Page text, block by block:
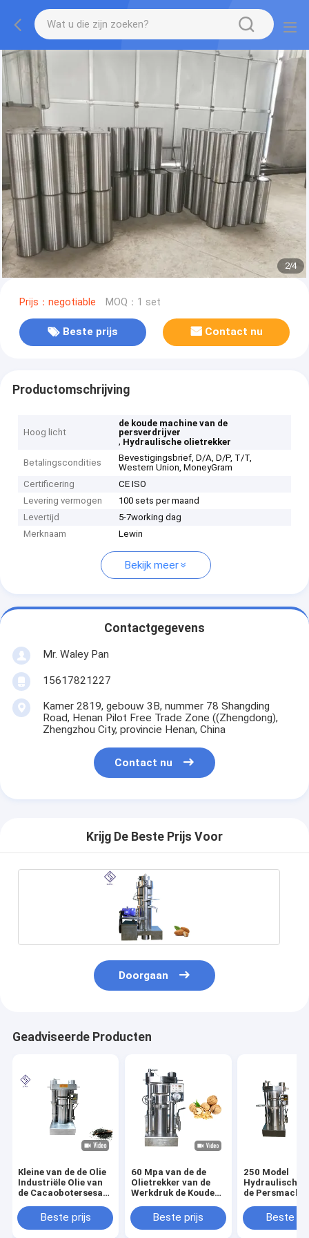
2/4
Prijs：negotiable MOQ：1 set
Beste prijs Contact nu
Productomschrijving
Hoog licht
de koude machine van de
persverdrijver
, Hydraulische olietrekker
Betalingscondities
Bevestigingsbrief, D/A, D/P, T/T,
Western Union, MoneyGram
Certificering
CE ISO
Levering vermogen
100 sets per maand
Levertijd
5-7working dag
Merknaam
Lewin
Bekijk meer
Contactgegevens
Mr. Waley Pan
15617821227
Kamer 2819, gebouw 3B, nummer 78 Shangding
Road, Henan Pilot Free Trade Zone ((Zhengdong),
Zhengzhou City, provincie Henan, China
Contact nu
Krijg De Beste Prijs Voor
Doorgaan
Geadviseerde Producten
Kleine van de de Olie
Industriële Olie van
de Cacaobotersesam
8.5kg/Partijcapaciteit
Beste prijs
60 Mpa van de de
Olietrekker van de
Werkdruk de Koude
de Olieverdrijver
Hydraulische
Beste prijs
250 Model
Hydraulische
de
de het
de
Beste